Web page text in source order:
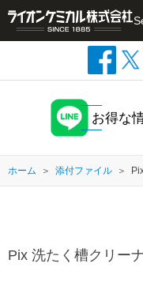
お得な
ホーム 添付ファイル
Pix 洗たく槽クリー
検索